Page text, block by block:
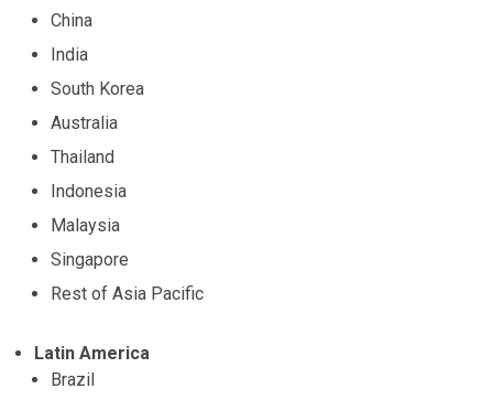
China
India
South Korea
Australia
Thailand
Indonesia
Malaysia
Singapore
Rest of Asia Pacific
Latin America
Brazil